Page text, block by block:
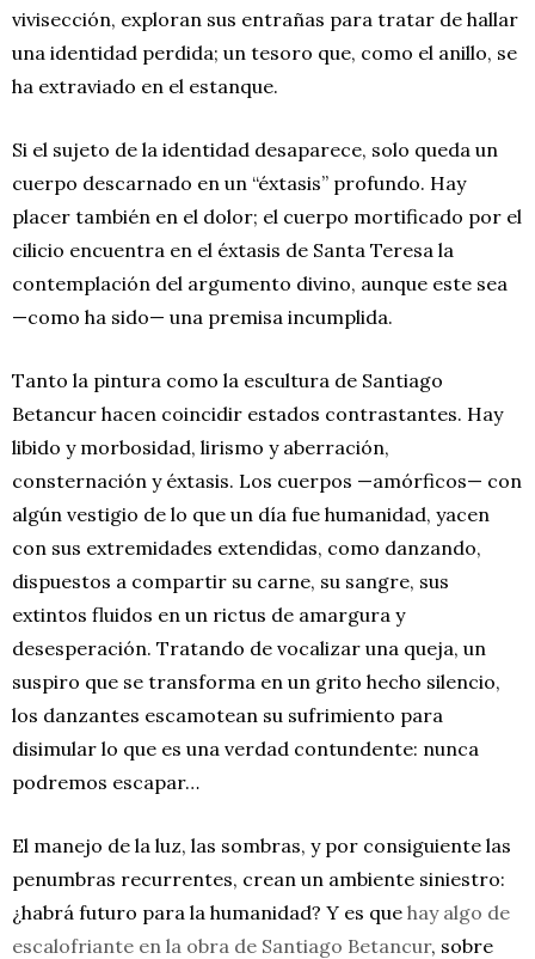
vivisección, exploran sus entrañas para tratar de hallar
una identidad perdida; un tesoro que, como el anillo, se
ha extraviado en el estanque.
Si el sujeto de la identidad desaparece, solo queda un
cuerpo descarnado en un “éxtasis” profundo. Hay
placer también en el dolor; el cuerpo mortificado por el
cilicio encuentra en el éxtasis de Santa Teresa la
contemplación del argumento divino, aunque este sea
—como ha sido— una premisa incumplida.
Tanto la pintura como la escultura de Santiago
Betancur hacen coincidir estados contrastantes. Hay
libido y morbosidad, lirismo y aberración,
consternación y éxtasis. Los cuerpos —amórficos— con
algún vestigio de lo que un día fue humanidad, yacen
con sus extremidades extendidas, como danzando,
dispuestos a compartir su carne, su sangre, sus
extintos fluidos en un rictus de amargura y
desesperación. Tratando de vocalizar una queja, un
suspiro que se transforma en un grito hecho silencio,
los danzantes escamotean su sufrimiento para
disimular lo que es una verdad contundente: nunca
podremos escapar…
El manejo de la luz, las sombras, y por consiguiente las
penumbras recurrentes, crean un ambiente siniestro:
¿habrá futuro para la humanidad? Y es que hay algo de
escalofriante en la obra de Santiago Betancur, sobre